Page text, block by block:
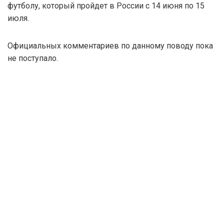
футболу, который пройдет в России с 14 июня по 15
июля.
Официальных комментариев по данному поводу пока
не поступало.